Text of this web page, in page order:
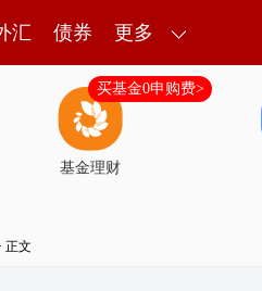
汇 债券 更多
基金理财
买基金0申购费>
正文